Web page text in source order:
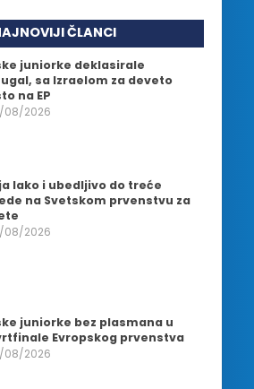
ČLANCI
juniorke deklasirale
sa Izraelom za deveto
na EP
08/2026
lako i ubedljivo do treće
na Svetskom prvenstvu za
08/2026
juniorke bez plasmana u
Evropskog prvenstva
08/2026